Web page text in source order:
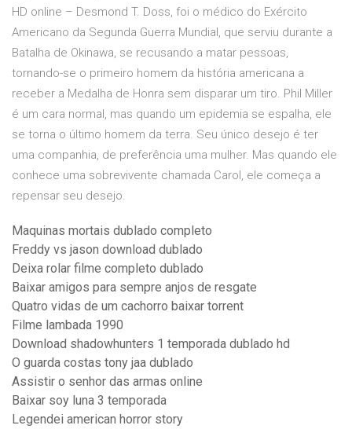
HD online – Desmond T. Doss, foi o médico do Exército
Americano da Segunda Guerra Mundial, que serviu durante a
Batalha de Okinawa, se recusando a matar pessoas,
tornando-se o primeiro homem da história americana a
receber a Medalha de Honra sem disparar um tiro. Phil Miller
é um cara normal, mas quando um epidemia se espalha, ele
se torna o último homem da terra. Seu único desejo é ter
uma companhia, de preferência uma mulher. Mas quando ele
conhece uma sobrevivente chamada Carol, ele começa a
repensar seu desejo.
Maquinas mortais dublado completo
Freddy vs jason download dublado
Deixa rolar filme completo dublado
Baixar amigos para sempre anjos de resgate
Quatro vidas de um cachorro baixar torrent
Filme lambada 1990
Download shadowhunters 1 temporada dublado hd
O guarda costas tony jaa dublado
Assistir o senhor das armas online
Baixar soy luna 3 temporada
Legendei american horror story